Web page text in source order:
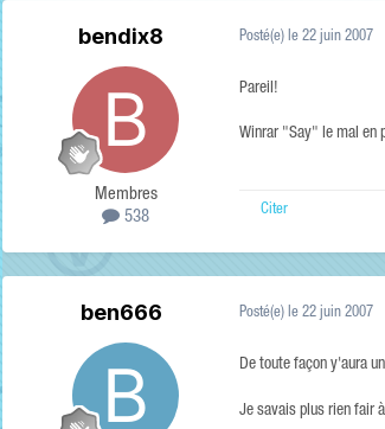
bendix8
Membres
538
Posté(e) le 22 juin 2007
Pareil!
Winrar "Say" le mal en
Citer
ben666 Posté(e) le 22 juin 2007
De toute façon y'aura
Je savais plus rien fair